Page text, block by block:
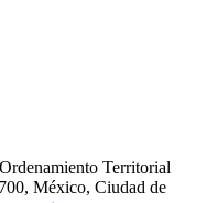
Territorial
México, Ciudad de